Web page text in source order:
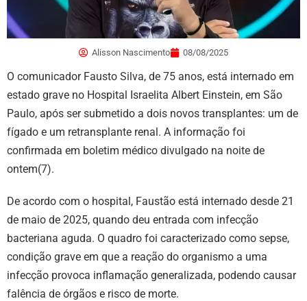
Alisson Nascimento 08/08/2025
O comunicador Fausto Silva, de 75 anos, está internado em
estado grave no Hospital Israelita Albert Einstein, em São
Paulo, após ser submetido a dois novos transplantes: um de
fígado e um retransplante renal. A informação foi
confirmada em boletim médico divulgado na noite de
ontem(7).
De acordo com o hospital, Faustão está internado desde 21
de maio de 2025, quando deu entrada com infecção
bacteriana aguda. O quadro foi caracterizado como sepse,
condição grave em que a reação do organismo a uma
infecção provoca inflamação generalizada, podendo causar
falência de órgãos e risco de morte.